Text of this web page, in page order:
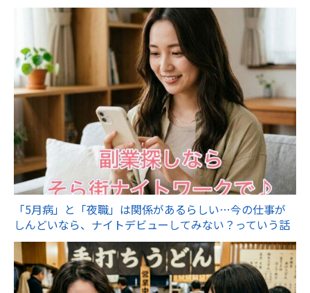
「5月病」と「夜職」は関係があるらしい…今の仕事が
しんどいなら、ナイトデビューしてみない？っていう話